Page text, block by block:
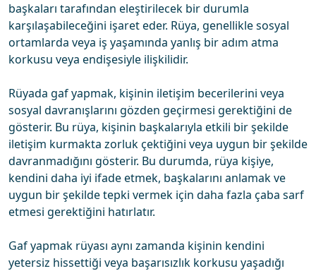
başkaları tarafından eleştirilecek bir durumla
karşılaşabileceğini işaret eder. Rüya, genellikle sosyal
ortamlarda veya iş yaşamında yanlış bir adım atma
korkusu veya endişesiyle ilişkilidir.
Rüyada gaf yapmak, kişinin iletişim becerilerini veya
sosyal davranışlarını gözden geçirmesi gerektiğini de
gösterir. Bu rüya, kişinin başkalarıyla etkili bir şekilde
iletişim kurmakta zorluk çektiğini veya uygun bir şekilde
davranmadığını gösterir. Bu durumda, rüya kişiye,
kendini daha iyi ifade etmek, başkalarını anlamak ve
uygun bir şekilde tepki vermek için daha fazla çaba sarf
etmesi gerektiğini hatırlatır.
Gaf yapmak rüyası aynı zamanda kişinin kendini
yetersiz hissettiği veya başarısızlık korkusu yaşadığı